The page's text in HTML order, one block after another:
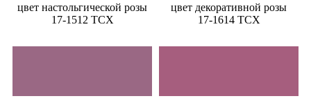
цвет настольгической розы
17-1512 TCX
цвет декоративной розы
17-1614 TCX